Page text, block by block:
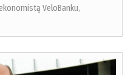
ekonomistą VeloBanku,